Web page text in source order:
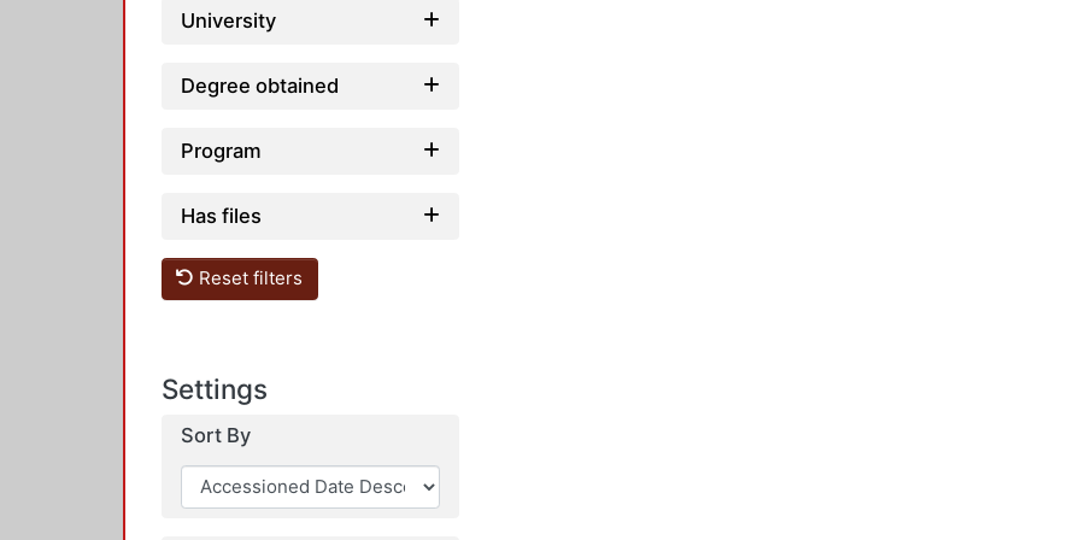
University
Degree obtained
Program
Has files
Reset filters
Settings
Sort By